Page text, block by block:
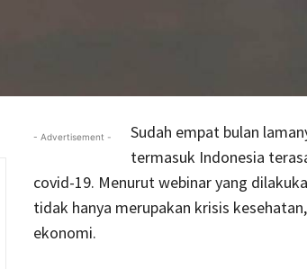
- Advertisement -
Sudah empat bulan
termasuk Indonesia
covid-19. Menurut webinar yang
tidak hanya merupakan krisis
ekonomi.